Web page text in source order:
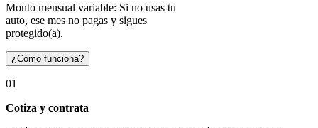
Monto mensual variable: Si no usas tu
auto, ese mes no pagas y sigues
protegido(a).
¿Cómo funciona?
01
Cotiza y contrata